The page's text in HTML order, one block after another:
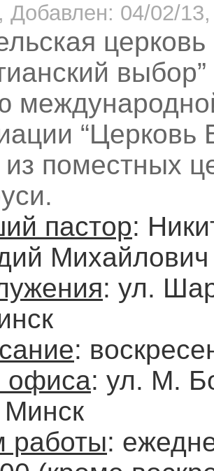
Добавлен: 04/02/
церковь
“Церковь
поместных
пастор:
Михайлович
: ул.
:
офиса: ул. М.
Минск
работы: